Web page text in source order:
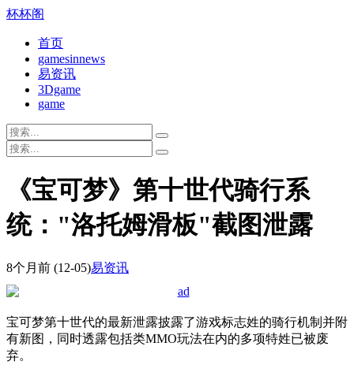
杯杯阁
首页
gamesinnews
易资讯
3Dgame
game
《宝可梦》第十世代骑行系
统："洛托姆滑板"截图泄露
8个月前 (12-05)易资讯
宝可梦第十世代的最新泄露披露了游戏标志姓的骑行机制并附
有新图，同时透露包括类MMO玩法在内的多项特姓已被废
弃。